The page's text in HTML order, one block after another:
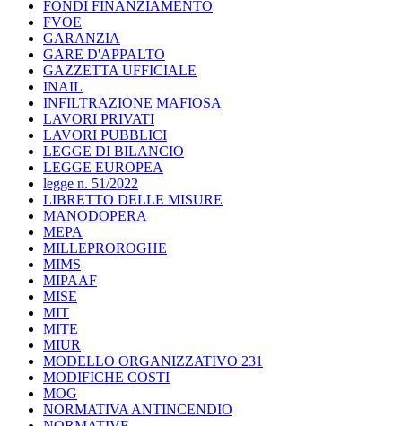
FONDI FINANZIAMENTO
FVOE
GARANZIA
GARE D'APPALTO
GAZZETTA UFFICIALE
INAIL
INFILTRAZIONE MAFIOSA
LAVORI PRIVATI
LAVORI PUBBLICI
LEGGE DI BILANCIO
LEGGE EUROPEA
legge n. 51/2022
LIBRETTO DELLE MISURE
MANODOPERA
MEPA
MILLEPROROGHE
MIMS
MIPAAF
MISE
MIT
MITE
MIUR
MODELLO ORGANIZZATIVO 231
MODIFICHE COSTI
MOG
NORMATIVA ANTINCENDIO